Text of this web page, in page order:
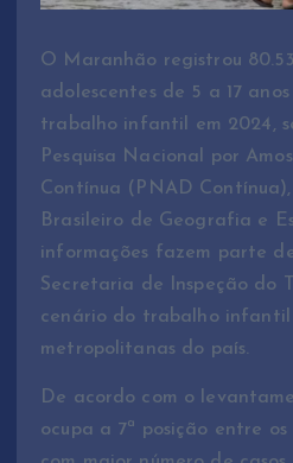
O Maranhão registrou
adolescentes de 5 a 17
trabalho infantil em 2024,
Pesquisa Nacional por
Contínua (PNAD
Brasileiro de Geografia e
informações fazem parte
Secretaria de Inspeção do
cenário do trabalho infantil
metropolitanas do país.
De acordo com o
ocupa a 7ª posição entre